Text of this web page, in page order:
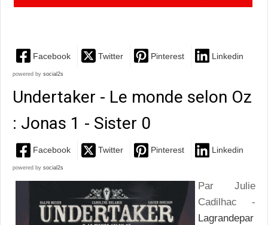
Facebook Twitter Pinterest Linkedin
powered by social2s
Undertaker - Le monde selon Oz
: Jonas 1 - Sister 0
Facebook Twitter Pinterest Linkedin
powered by social2s
Par Julie
Cadilhac -
Lagrandepar